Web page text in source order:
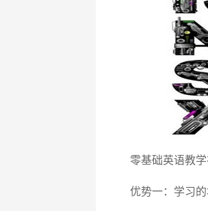
零基础英语教
优势一：学习